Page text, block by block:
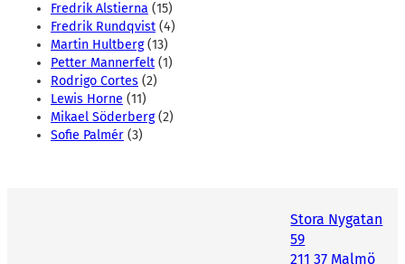
Fredrik Alstierna (15)
Fredrik Rundqvist (4)
Martin Hultberg(13)
Petter Mannerfelt (1)
Rodrigo Cortes (2)
Lewis Horne (11)
Mikael Söderberg(2)
Sofie Palmér (3)
Stora Nygatan
59
211 37 Malmö